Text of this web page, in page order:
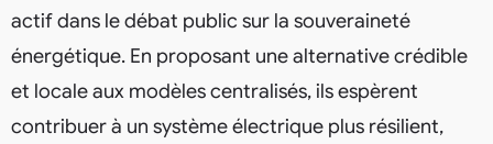
actif dans le débat public sur la souveraineté
énergétique. En proposant une alternative crédible
et locale aux modèles centralisés, ils espèrent
contribuer à un système électrique plus résilient,